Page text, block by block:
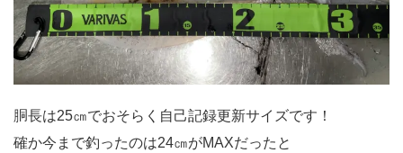
胴長は25㎝でおそらく自己記録更新サイズです！
確か今まで釣ったのは24㎝がMAXだったと